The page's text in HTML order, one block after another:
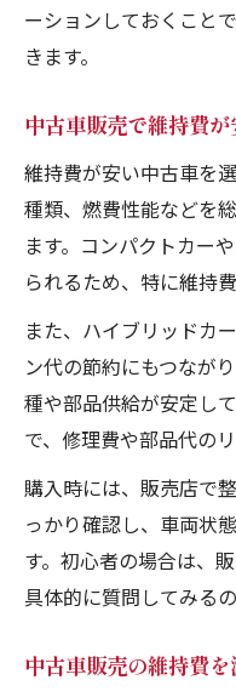
中古車販売と
説
中古車販売で
中古車販売の
安心して乗り続け
中古車販売で
活用法
中古車販売で
説
中古車販売の
重要性
中古車販売で
理術
対策
ーションしておくこと
きます。
中古車販売で維持費
維持費が安い中古車を
種類、燃費性能などを
ます。コンパクトカー
られるため、特に維持
また、ハイブリッドカ
ン代の節約にもつなが
種や部品供給が安定し
で、修理費や部品代の
購入時には、販売店で
っかり確認し、車両状
す。初心者の場合は、
具体的に質問してみるの
中古車販売の維持費